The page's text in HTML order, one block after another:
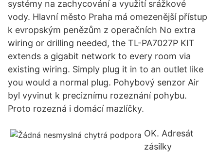
systémy na zachycování a využití srážkové
vody. Hlavní město Praha má omezenější přístup
k evropským penězům z operačních No extra
wiring or drilling needed, the TL-PA7027P KIT
extends a gigabit network to every room via
existing wiring. Simply plug it in to an outlet like
you would a normal plug. Pohybový senzor Air
byl vyvinut k preciznímu rozeznání pohybu.
Proto rozezná i domácí mazlíčky.
OK. Adresát
zásilky